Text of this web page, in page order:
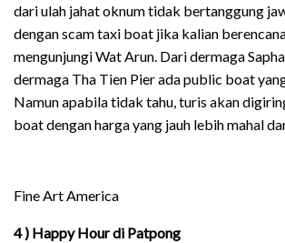
dari ulah jahat oknum tidak bertanggung
dengan scam taxi boat jika kalian
mengunjungi Wat Arun. Dari dermaga
dermaga Tha Tien Pier ada public boat
Namun apabila tidak tahu, turis akan
boat dengan harga yang jauh lebih mahal
Fine Art America
4 ) Happy Hour di Patpong